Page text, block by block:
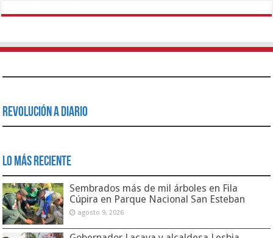
Revolución a Diario
Lo Más Reciente
Sembrados más de mil árboles en Fila
Cúpira en Parque Nacional San Esteban
agosto 9, 2026